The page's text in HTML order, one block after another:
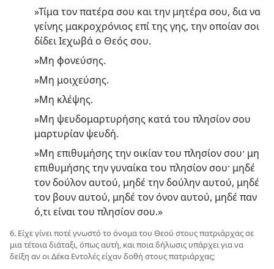
»Τίμα τον πατέρα σου και την μητέρα σου, δια να
γείνης μακροχρόνιος επί της γης, την οποίαν σοι
δίδει Ιεχωβά ο Θεός σου.
»Μη φονεύσης.
»Μη μοιχεύσης.
»Μη κλέψης.
»Μη ψευδομαρτυρήσης κατά του πλησίον σου
μαρτυρίαν ψευδή.
»Μη επιθυμήσης την οικίαν του πλησίον σου· μη
επιθυμήσης την γυναίκα του πλησίον σου· μηδέ
τον δούλον αυτού, μηδέ την δούλην αυτού, μηδέ
τον βουν αυτού, μηδέ τον όνον αυτού, μηδέ παν
ό,τι είναι του πλησίον σου.»
6. Είχε γίνει ποτέ γνωστό το όνομα του Θεού στους πατριάρχας σε
μια τέτοια διάταξι, όπως αυτή, και ποια δήλωσις υπάρχει για να
δείξη αν οι Δέκα Εντολές είχαν δοθή στους πατριάρχας;